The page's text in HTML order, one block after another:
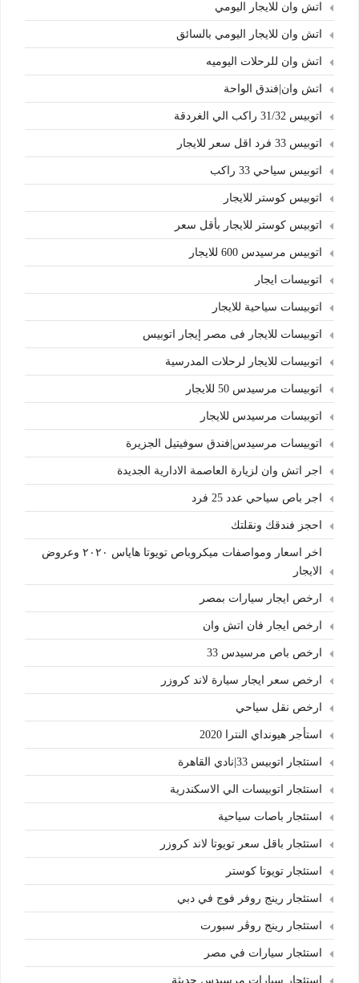
اتش وان للايجار اليومي
اتش وان للايجار اليومي بالسائق
اتش وان للرحلات اليوميه
اتش وان|فندق الواحة
اتوبيس 31/32 راكب الي الغردقة
اتوبيس 33 فرد اقل سعر للايجار
اتوبيس سياحي 33 راكب
اتوبيس كوستر للايجار
اتوبيس كوستر للايجار بأقل سعر
اتوبيس مرسيدس 600 للايجار
اتوبيسات ايجار
اتوبيسات سياحية للايجار
اتوبيسات للايجار فى مصر إيجار اتوبيس
اتوبيسات للايجار لرحلات المدرسية
اتوبيسات مرسيدس 50 للايجار
اتوبيسات مرسيدس للايجار
اتوبيسات مرسيدس|فندق سوفيتيل الجزيرة
اجر اتش وان لزيارة العاصمة الادارية الجديدة
اجر باص سياحي عدد 25 فرد
احجز فندقك ونقلتك
اخر اسعار ومواصفات ميكروباص تويوتا هاياس ٢٠٢٠ وعروض
الايجار
ارخص ايجار سيارات بمصر
ارخص ايجار فان اتش وان
ارخص باص مرسيدس 33
ارخص سعر ايجار سيارة لاند كروزر
ارخص نقل سياحي
استأجر هيونداي النترا 2020
استئجار اتوبيس 33|نادي القاهرة
استئجار اتوبيسات الي الاسكندرية
استئجار باصات سياحية
استئجار باقل سعر تويوتا لاند كروزر
استئجار تويوتا كوستر
استئجار رينج روفر فوج في دبي
استئجار رينج روڤر سبورت
استئجار سيارات في مصر
استئجار سيارات مرسيدس حديثة